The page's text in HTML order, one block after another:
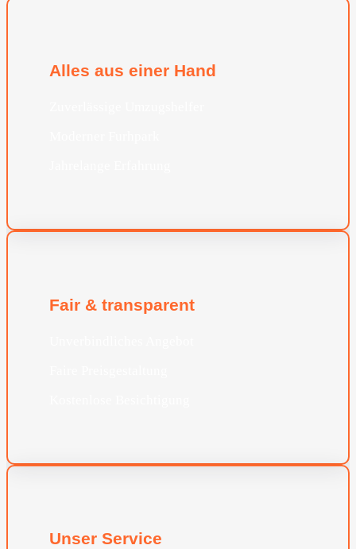
Alles aus einer Hand
Fair & transparent
Unser Service